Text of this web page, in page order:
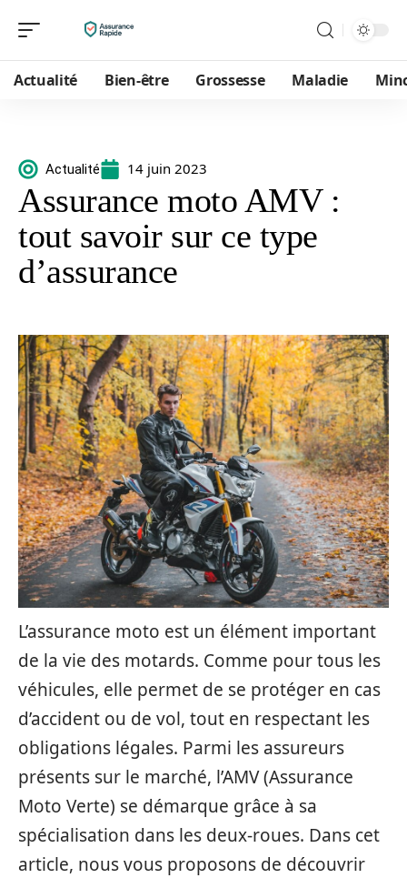
Actualité Bien-être Grossesse Maladie
Actualité 14 juin 2023
Assurance moto AMV :
tout savoir sur ce type
d’assurance
L’assurance moto est un élément important
de la vie des motards. Comme pour tous les
véhicules, elle permet de se protéger en cas
d’accident ou de vol, tout en respectant les
obligations légales. Parmi les assureurs
présents sur le marché, l’AMV (Assurance
Moto Verte) se démarque grâce à sa
spécialisation dans les deux-roues. Dans cet
article, nous vous proposons de découvrir